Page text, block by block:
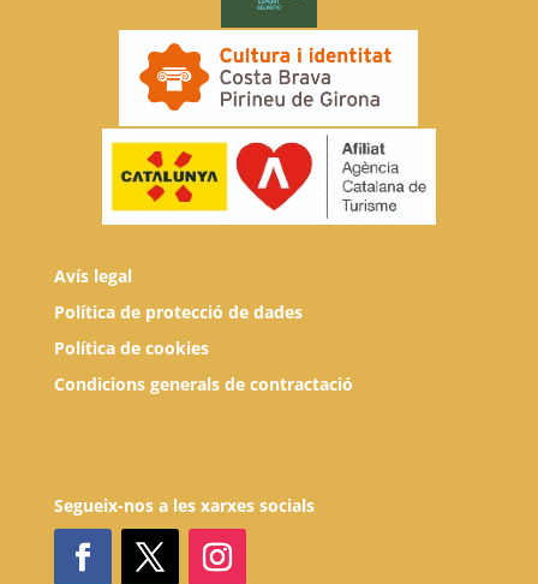
Avís legal
Política de protecció de dades
Política de cookies
Condicions generals de contractació
Segueix-nos a les xarxes socials